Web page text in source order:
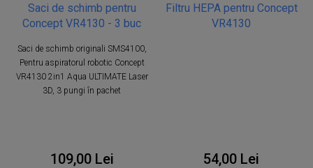
Saci de schimb pentru
Concept VR4130 - 3 buc
Saci de schimb originali SMS4100,
Pentru aspiratorul robotic Concept
VR4130 2in1 Aqua ULTIMATE Laser
3D, 3 pungi în pachet
109,00 Lei
Filtru HEPA pentru Concept
VR4130
54,00 Lei